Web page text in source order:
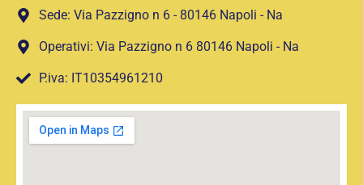
Sede: Via Pazzigno n 6 - 80146 Napoli - Na
Operativi: Via Pazzigno n 6 80146 Napoli - Na
P.iva: IT10354961210